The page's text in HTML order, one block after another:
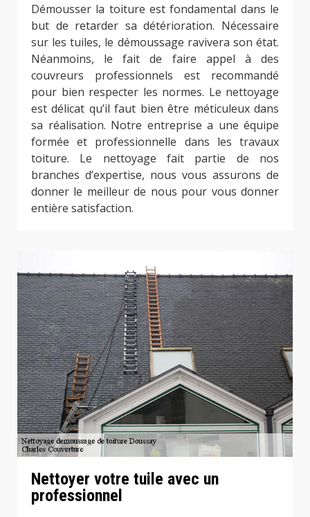
Démousser la toiture est fondamental dans le
but de retarder sa détérioration. Nécessaire
sur les tuiles, le démoussage ravivera son état.
Néanmoins, le fait de faire appel à des
couvreurs professionnels est recommandé
pour bien respecter les normes. Le nettoyage
est délicat qu’il faut bien être méticuleux dans
sa réalisation. Notre entreprise a une équipe
formée et professionnelle dans les travaux
toiture. Le nettoyage fait partie de nos
branches d’expertise, nous vous assurons de
donner le meilleur de nous pour vous donner
entière satisfaction.
Nettoyer votre tuile avec un
professionnel